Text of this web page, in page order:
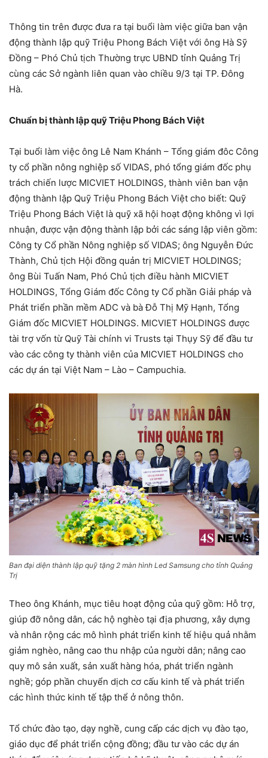
Thông tin trên được đưa ra tại buổi làm việc giữa ban vận
động thành lập quỹ Triệu Phong Bách Việt với ông Hà Sỹ
Đồng – Phó Chủ tịch Thường trực UBND tỉnh Quảng Trị
cùng các Sở ngành liên quan vào chiều 9/3 tại TP. Đông
Hà.
Chuẩn bị thành lập quỹ Triệu Phong Bách Việt
Tại buổi làm việc ông Lê Nam Khánh – Tổng giám đôc Công
ty cổ phần nông nghiệp số VIDAS, phó tổng giám đốc phụ
trách chiến lược MICVIET HOLDINGS, thành viên ban vận
động thành lập Quỹ Triệu Phong Bách Việt cho biết: Quỹ
Triệu Phong Bách Việt là quỹ xã hội hoạt động không vì lợi
nhuận, được vận động thành lập bởi các sáng lập viên gồm:
Công ty Cổ phần Nông nghiệp số VIDAS; ông Nguyễn Đức
Thành, Chủ tịch Hội đồng quản trị MICVIET HOLDINGS;
ông Bùi Tuấn Nam, Phó Chủ tịch điều hành MICVIET
HOLDINGS, Tổng Giám đốc Công ty Cổ phần Giải pháp và
Phát triển phần mềm ADC và bà Đỗ Thị Mỹ Hạnh, Tổng
Giám đốc MICVIET HOLDINGS. MICVIET HOLDINGS được
tài trợ vốn từ Quỹ Tài chính vi Trusts tại Thụy Sỹ để đầu tư
vào các công ty thành viên của MICVIET HOLDINGS cho
các dự án tại Việt Nam – Lào – Campuchia.
Ban đại diện thành lập quỹ tặng 2 màn hình Led Samsung cho tỉnh Quảng
Trị
Theo ông Khánh, mục tiêu hoạt động của quỹ gồm: Hỗ trợ,
giúp đỡ nông dân, các hộ nghèo tại địa phương, xây dựng
và nhân rộng các mô hình phát triển kinh tế hiệu quả nhằm
giảm nghèo, nâng cao thu nhập của người dân; nâng cao
quy mô sản xuất, sản xuất hàng hóa, phát triển ngành
nghề; góp phần chuyển dịch cơ cấu kinh tế và phát triển
các hình thức kinh tế tập thể ở nông thôn.
Tổ chức đào tạo, dạy nghề, cung cấp các dịch vụ đào tạo,
giáo dục để phát triển cộng đồng; đầu tư vào các dự án